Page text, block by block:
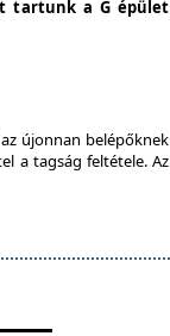
tartunk a G épület
újonnan belépőknek
a tagság feltétele. Az